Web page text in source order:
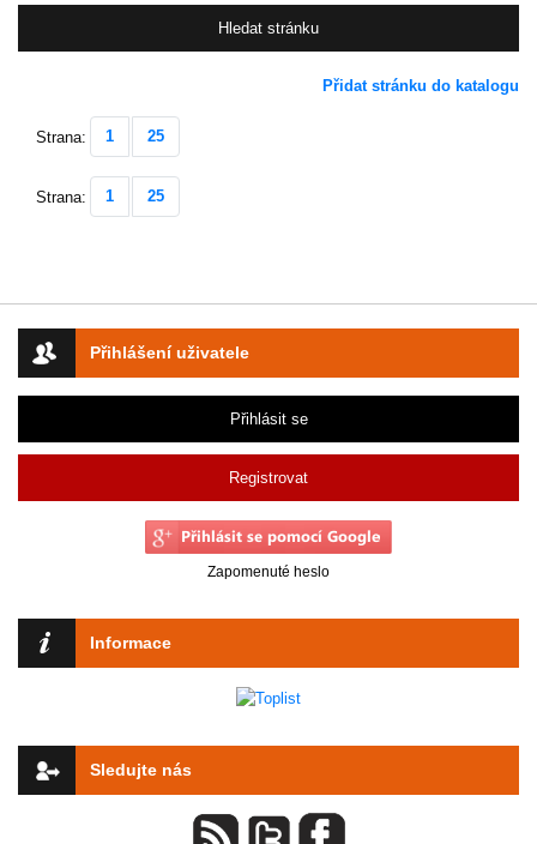
Přihlášení uživatele
Přihlásit se
Registrovat
Zapomenuté heslo
Informace
Sledujte nás
Přidat stránku do katalogu
Strana: 1 25
Strana: 1 25